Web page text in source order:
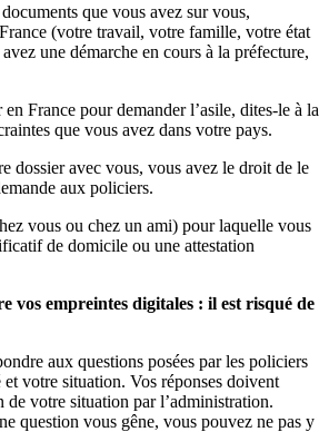
que vous avez sur vous,
(votre travail, votre famille, votre état
une démarche en cours à la préfecture,
France pour demander l’asile, dites-le à la
que vous avez dans votre pays.
dossier avec vous, vous avez le droit de le
aux policiers.
vous ou chez un ami) pour laquelle vous
de domicile ou une attestation
vos empreintes digitales : il est risqué de
aux questions posées par les policiers
votre situation. Vos réponses doivent
de votre situation par l’administration.
question vous gêne, vous pouvez ne pas y